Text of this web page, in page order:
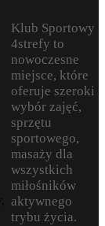
Klub Sportowy
4strefy to
nowoczesne
miejsce, które
oferuje szeroki
wybór zajęć,
sprzętu
sportowego,
masaży dla
wszystkich
miłośników
aktywnego
trybu życia.